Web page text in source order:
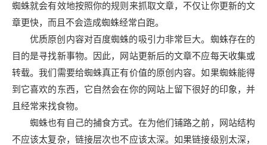
蜘蛛就会有效地按照你的规则来抓取文章，不仅让你更新的文
章更快，而且不会造成蜘蛛经常白跑。
优质原创内容对百度蜘蛛的吸引力非常巨大。蜘蛛存在的
目的是寻找新事物。因此，网站更新后的文章不应每天收集或
转载。我们需要给蜘蛛真正有价值的原创内容。如果蜘蛛能得
到它喜欢的东西，它自然会在你的网站上留下很好的印象，并
且经常来找食物。
蜘蛛也有自己的捕食方式。在为他们铺路之前，网站结构
不应该太复杂，链接层次也不应该太深。如果链接级别太深，